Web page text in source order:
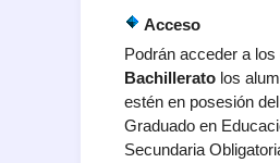
Acceso
Podrán acceder a
Bachillerato los
estén en posesión
Graduado en
Secundaria